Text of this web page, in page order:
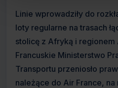
Linie wprowadziły do
loty regularne na trasach
stolicę z Afryką i regionem
Francuskie Ministerstwo
Transportu przeniosło
należące do Air France,